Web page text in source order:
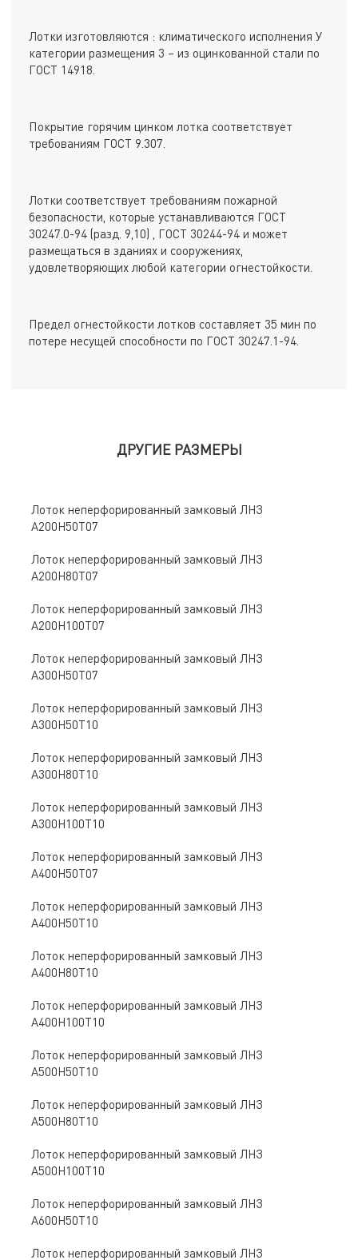
Лотки изготовляются : климатического исполнения У
категории размещения 3 – из оцинкованной стали по
ГОСТ 14918.
Покрытие горячим цинком лотка соответствует
требованиям ГОСТ 9.307.
Лотки соответствует требованиям пожарной
безопасности, которые устанавливаются ГОСТ
30247.0-94 (разд. 9,10) , ГОСТ 30244-94 и может
размещаться в зданиях и сооружениях,
удовлетворяющих любой категории огнестойкости.
Предел огнестойкости лотков составляет 35 мин по
потере несущей способности по ГОСТ 30247.1-94.
ДРУГИЕ РАЗМЕРЫ
Лоток неперфорированный замковый ЛНЗ
A200Н50Т07
Лоток неперфорированный замковый ЛНЗ
A200Н80Т07
Лоток неперфорированный замковый ЛНЗ
A200Н100Т07
Лоток неперфорированный замковый ЛНЗ
A300Н50Т07
Лоток неперфорированный замковый ЛНЗ
A300Н50Т10
Лоток неперфорированный замковый ЛНЗ
A300Н80Т10
Лоток неперфорированный замковый ЛНЗ
A300Н100Т10
Лоток неперфорированный замковый ЛНЗ
A400Н50Т07
Лоток неперфорированный замковый ЛНЗ
A400Н50Т10
Лоток неперфорированный замковый ЛНЗ
A400Н80Т10
Лоток неперфорированный замковый ЛНЗ
A400Н100Т10
Лоток неперфорированный замковый ЛНЗ
A500Н50Т10
Лоток неперфорированный замковый ЛНЗ
A500Н80Т10
Лоток неперфорированный замковый ЛНЗ
A500Н100Т10
Лоток неперфорированный замковый ЛНЗ
A600Н50Т10
Лоток неперфорированный замковый ЛНЗ